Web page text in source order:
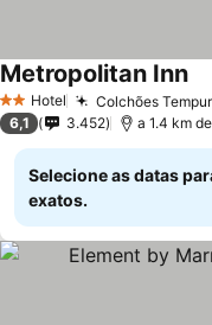
2 Estrelas
Hotel Colchões
Metropolitan Inn
6,1 3.452 a 1.4 km
Selecione as datas
exatos.